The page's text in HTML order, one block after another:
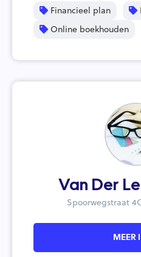
Financieel plan
Online boekhouden
Van Der
Spoorwegstraat
MEER